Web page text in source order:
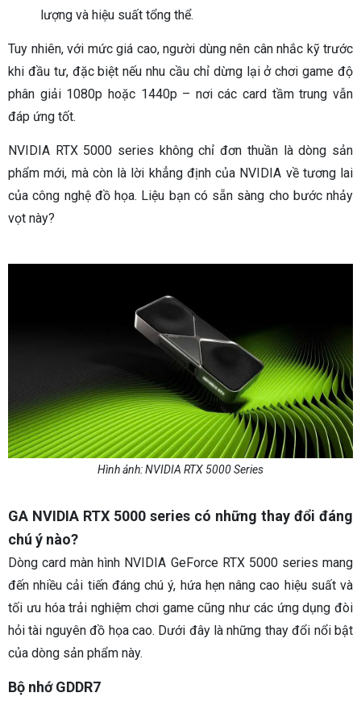
lượng và hiệu suất tổng thể.
Tuy nhiên, với mức giá cao, người dùng nên cân nhắc kỹ trước
khi đầu tư, đặc biệt nếu nhu cầu chỉ dừng lại ở chơi game độ
phân giải 1080p hoặc 1440p – nơi các card tầm trung vẫn
đáp ứng tốt.
NVIDIA RTX 5000 series không chỉ đơn thuần là dòng sản
phẩm mới, mà còn là lời khẳng định của NVIDIA về tương lai
của công nghệ đồ họa. Liệu bạn có sẵn sàng cho bước nhảy
vọt này?
Hình ảnh: NVIDIA RTX 5000 Series
GA NVIDIA RTX 5000 series có những thay đổi đáng
chú ý nào?
Dòng card màn hình NVIDIA GeForce RTX 5000 series mang
đến nhiều cải tiến đáng chú ý, hứa hẹn nâng cao hiệu suất và
tối ưu hóa trải nghiệm chơi game cũng như các ứng dụng đòi
hỏi tài nguyên đồ họa cao. Dưới đây là những thay đổi nổi bật
của dòng sản phẩm này.
Bộ nhớ GDDR7